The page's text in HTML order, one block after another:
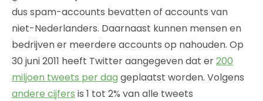
dus spam-accounts bevatten of accounts van
niet-Nederlanders. Daarnaast kunnen mensen en
bedrijven er meerdere accounts op nahouden. Op
30 juni 2011 heeft Twitter aangegeven dat er200
miljoen tweets per dag geplaatst worden. Volgens
andere cijfers is 1 tot 2% van alle tweets